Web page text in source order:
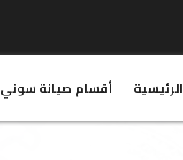
الرئيسية أقسام صيانة سوني